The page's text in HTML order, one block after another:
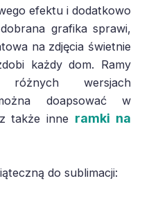
efektu i dodatkowo
grafika sprawi,
na zdjęcia świetnie
każdy dom. Ramy
wersjach
doapsować w
także inne ramki na
do sublimacji: